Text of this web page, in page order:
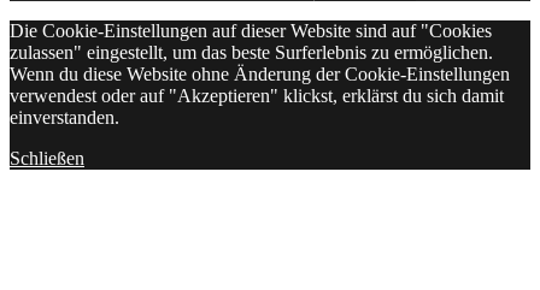
Die Cookie-Einstellungen auf dieser Website sind auf "Cookies
zulassen" eingestellt, um das beste Surferlebnis zu ermöglichen.
Wenn du diese Website ohne Änderung der Cookie-Einstellungen
verwendest oder auf "Akzeptieren" klickst, erklärst du sich damit
einverstanden.
Schließen